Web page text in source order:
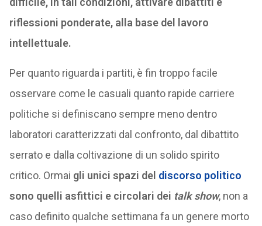
riflessioni ponderate, alla base del lavoro
intellettuale.
Per quanto riguarda i partiti, è fin troppo facile
osservare come le casuali quanto rapide carriere
politiche si definiscano sempre meno dentro
laboratori caratterizzati dal confronto, dal dibattito
serrato e dalla coltivazione di un solido spirito
critico. Ormai gli unici spazi del discorso politico
sono quelli asfittici e circolari dei talk show, non a
caso definito qualche settimana fa un genere morto